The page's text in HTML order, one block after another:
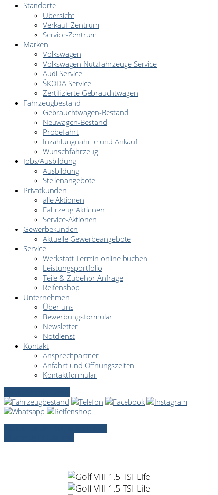
Standorte
Übersicht
Verkauf-Zentrum
Service-Zentrum
Marken
Volkswagen
Volkswagen Nutzfahrzeuge Service
Audi Service
ŠKODA Service
Zertifizierte Gebrauchtwagen
Fahrzeugbestand
Gebrauchtwagen-Bestand
Neuwagen-Bestand
Probefahrt
Inzahlungnahme und Ankauf
Wunschfahrzeug
Jobs/Ausbildung
Ausbildung
Stellenangebote
Privatkunden
alle Aktionen
Fahrzeug-Aktionen
Service-Aktionen
Gewerbekunden
Aktuelle Gewerbeangebote
Service
Werkstatt Termin online buchen
Leistungsportfolio
Teile & Zubehör Anfrage
Reifenshop
Unternehmen
Über uns
Bewerbungsformular
Newsletter
Notdienst
Kontakt
Ansprechpartner
Anfahrt und Öffnungszeiten
Kontaktformular